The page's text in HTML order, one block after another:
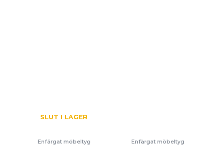
SLUT I LAGER
Enfärgat möbeltyg Enfärgat möbeltyg